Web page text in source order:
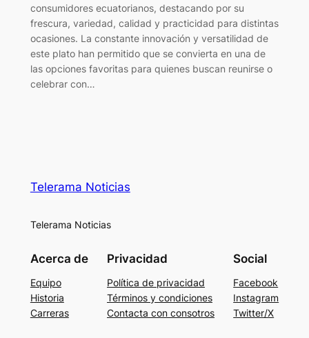
consumidores ecuatorianos, destacando por su
frescura, variedad, calidad y practicidad para distintas
ocasiones. La constante innovación y versatilidad de
este plato han permitido que se convierta en una de
las opciones favoritas para quienes buscan reunirse o
celebrar con…
Telerama Noticias
Telerama Noticias
Acerca de
Equipo
Historia
Carreras
Privacidad
Política de privacidad
Términos y condiciones
Contacta con consotros
Social
Facebook
Instagram
Twitter/X